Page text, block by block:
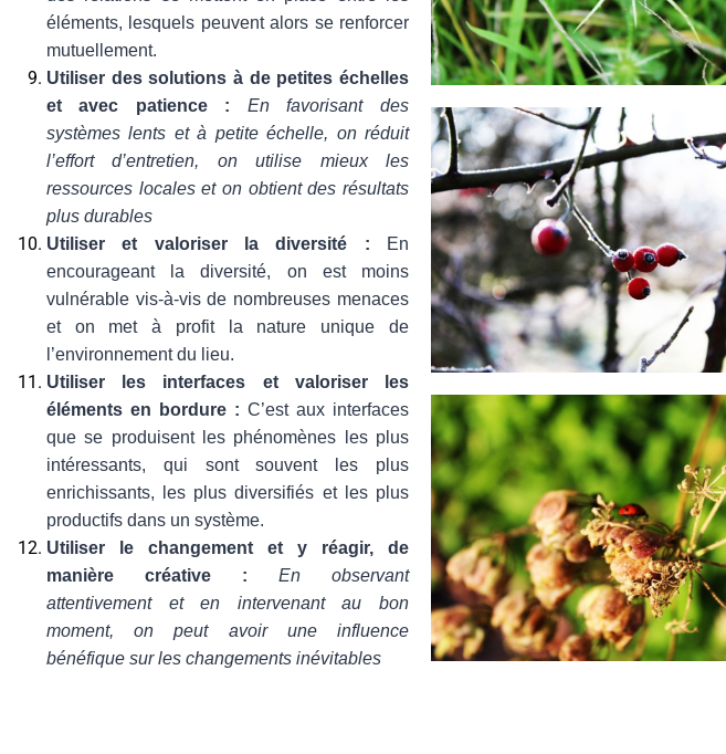
éléments, lesquels peuvent alors se renforcer
mutuellement.
Utiliser des solutions à de petites échelles
et avec patience : En favorisant des
systèmes lents et à petite échelle, on réduit
l’effort d’entretien, on utilise mieux les
ressources locales et on obtient des résultats
plus durables
Utiliser et valoriser la diversité :
En
encourageant la diversité, on est moins
vulnérable vis-à-vis de nombreuses menaces
et on met à profit la nature unique de
l’environnement du lieu.
Utiliser les interfaces et valoriser les
éléments en bordure : C’est aux interfaces
que se produisent les phénomènes les plus
intéressants, qui sont souvent les plus
enrichissants, les plus diversifiés et les plus
productifs dans un système.
Utiliser le changement et y réagir, de
manière créative : En observant
attentivement et en intervenant au bon
moment, on peut avoir une influence
bénéfique sur les changements inévitables